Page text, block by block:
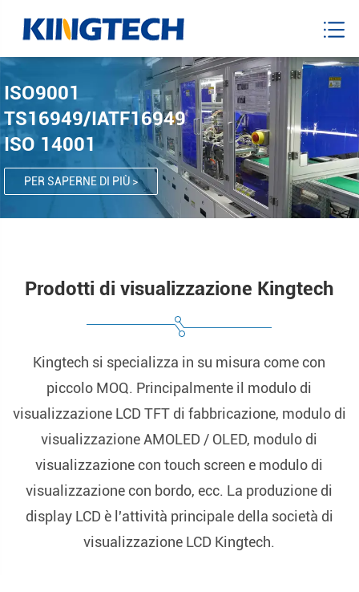
ISO9001
TS16949/IATF16949
ISO 14001
PER SAPERNE DI PIÙ >
Prodotti di visualizzazione Kingtech
Kingtech si specializza in su misura come con
piccolo MOQ. Principalmente il modulo di
visualizzazione LCD TFT di fabbricazione, modulo di
visualizzazione AMOLED / OLED, modulo di
visualizzazione con touch screen e modulo di
visualizzazione con bordo, ecc. La produzione di
display LCD è l'attività principale della società di
visualizzazione LCD Kingtech.